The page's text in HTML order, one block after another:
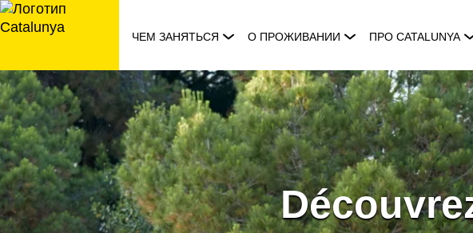
перейти
к
ЧЕМ ЗАНЯТЬСЯ О ПРОЖИВАНИИ ПРО CATALUNYA